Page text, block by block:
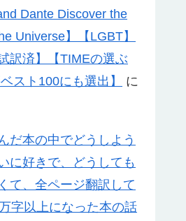
Dante Discover the
Universe】【LGBT】
訳済】【TIMEの選ぶ
スト100にも選出】
に
だ本の中でどうしよう
に好きで、どうしても
て、全ページ翻訳して
字以上になった本の話